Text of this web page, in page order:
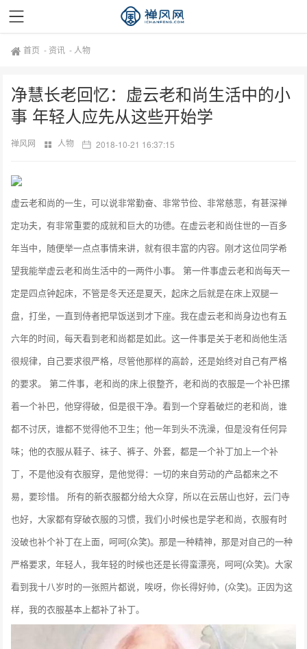
首页 - 资讯 - 人物
净慧长老回忆：虚云老和尚生活中的小
事 年轻人应先从这些开始学
禅风网 人物 2018-10-21 16:37:15
虚云老和尚的一生，可以说非常勤奋、非常节俭、非常慈悲，有甚深禅
定功夫，有非常重要的成就和巨大的功德。在虚云老和尚住世的一百多
年当中，随便举一点点事情来讲，就有很丰富的内容。刚才这位同学希
望我能举虚云老和尚生活中的一两件小事。 第一件事虚云老和尚每天一
定是四点钟起床，不管是冬天还是夏天，起床之后就是在床上双腿一
盘，打坐，一直到侍者把早饭送到才下座。我在虚云老和尚身边也有五
六年的时间，每天看到老和尚都是如此。这一件事是关于老和尚他生活
很规律，自己要求很严格，尽管他那样的高龄，还是始终对自己有严格
的要求。 第二件事，老和尚的床上很整齐，老和尚的衣服是一个补巴摞
着一个补巴，他穿得破，但是很干净。看到一个穿着破烂的老和尚，谁
都不讨厌，谁都不觉得他不卫生；他一年到头不洗澡，但是没有任何异
味；他的衣服从鞋子、袜子、裤子、外套，都是一个补丁加上一个补
丁，不是他没有衣服穿，是他觉得：一切的来自劳动的产品都来之不
易，要珍惜。 所有的新衣服都分给大众穿，所以在云居山也好，云门寺
也好，大家都有穿破衣服的习惯，我们小时候也是学老和尚，衣服有时
没破也补个补丁在上面，呵呵(众笑)。那是一种精神，那是对自己的一种
严格要求，年轻人，我年轻的时候也还是长得蛮漂亮，呵呵(众笑)。大家
看到我十八岁时的一张照片都说，唉呀，你长得好帅，(众笑)。正因为这
样，我的衣服基本上都补了补丁。